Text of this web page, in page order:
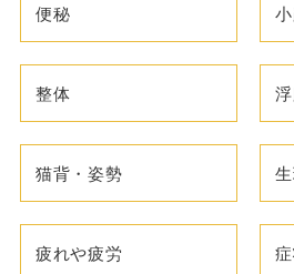
便秘
整体
猫背・姿勢
疲れや疲労